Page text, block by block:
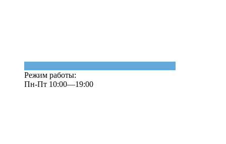
Режим работы:
Пн-Пт 10:00—19:00